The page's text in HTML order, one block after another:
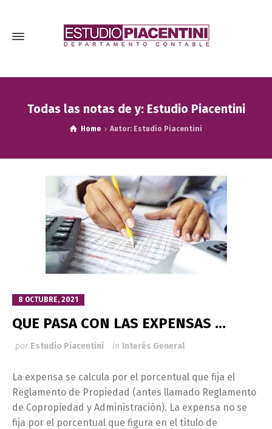
Todas las notas de y: Estudio Piacentini
Home Autor: Estudio Piacentini
8 OCTUBRE, 2021
QUE PASA CON LAS EXPENSAS …
por Estudio Piacentini in Interés General
La expensa se calcula por el porcentual que fija el
Reglamento de Propiedad (antes llamado Reglamento
de Copropiedad y Administración). La expensa no se
fija por el porcentual que figura en el título de